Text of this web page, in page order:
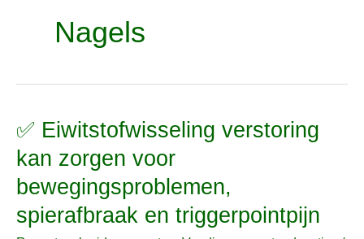
Nagels
✅ Eiwitstofwisseling verstoring
kan zorgen voor
bewegingsproblemen,
spierafbraak en triggerpointpijn
✅
verstoring
kan
zorgen
voor